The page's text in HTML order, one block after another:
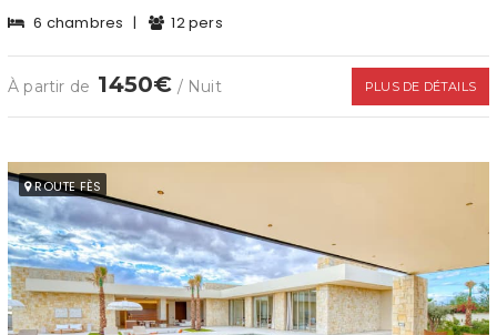
6 chambres | 12 pers
À partir de 1450€ / Nuit PLUS DE DÉTAILS
ROUTE FÈS